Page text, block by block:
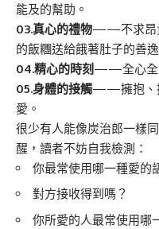
能及的幫助。
03.真心的禮物——不求昂
的飯糰送給餓著肚子的善逸
04.精心的時刻 ——全心全
05.身體的接觸——擁抱、
愛。
很少有人能像炭治郎一樣
醒，讀者不妨自我檢測：
你最常使用哪一種愛的
對方接收得到嗎？
你所愛的人最常使用哪